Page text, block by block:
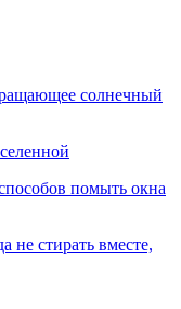
солнечный
помыть окна
не стирать вместе,